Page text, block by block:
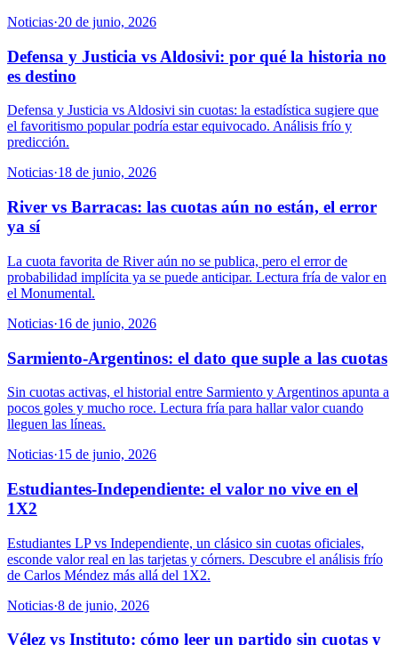
Noticias·20 de junio, 2026
Defensa y Justicia vs Aldosivi: por qué la historia no
es destino
Defensa y Justicia vs Aldosivi sin cuotas: la estadística sugiere que
el favoritismo popular podría estar equivocado. Análisis frío y
predicción.
Noticias·18 de junio, 2026
River vs Barracas: las cuotas aún no están, el error
ya sí
La cuota favorita de River aún no se publica, pero el error de
probabilidad implícita ya se puede anticipar. Lectura fría de valor en
el Monumental.
Noticias·16 de junio, 2026
Sarmiento-Argentinos: el dato que suple a las cuotas
Sin cuotas activas, el historial entre Sarmiento y Argentinos apunta a
pocos goles y mucho roce. Lectura fría para hallar valor cuando
lleguen las líneas.
Noticias·15 de junio, 2026
Estudiantes-Independiente: el valor no vive en el
1X2
Estudiantes LP vs Independiente, un clásico sin cuotas oficiales,
esconde valor real en las tarjetas y córners. Descubre el análisis frío
de Carlos Méndez más allá del 1X2.
Noticias·8 de junio, 2026
Vélez vs Instituto: cómo leer un partido sin cuotas y